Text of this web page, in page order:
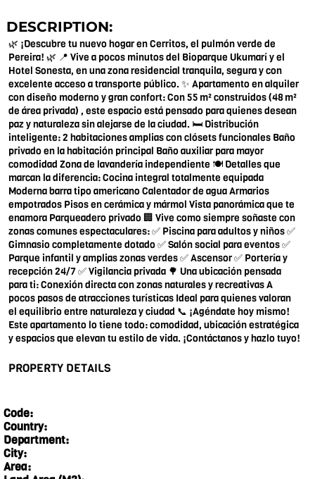
DESCRIPTION:
🌿 ¡Descubre tu nuevo hogar en Cerritos, el pulmón verde de
Pereira! 🌿 📍 Vive a pocos minutos del Bioparque Ukumarí y el
Hotel Sonesta, en una zona residencial tranquila, segura y con
excelente acceso a transporte público. ✨ Apartamento en alquiler
con diseño moderno y gran confort: Con 55 m² construidos (48 m²
de área privada) , este espacio está pensado para quienes desean
paz y naturaleza sin alejarse de la ciudad. 🛏 Distribución
inteligente: 2 habitaciones amplias con clósets funcionales Baño
privado en la habitación principal Baño auxiliar para mayor
comodidad Zona de lavandería independiente 🍽 Detalles que
marcan la diferencia: Cocina integral totalmente equipada
Moderna barra tipo americano Calentador de agua Armarios
empotrados Pisos en cerámica y mármol Vista panorámica que te
enamora Parqueadero privado 🏢 Vive como siempre soñaste con
zonas comunes espectaculares: ✅ Piscina para adultos y niños ✅
Gimnasio completamente dotado ✅ Salón social para eventos ✅
Parque infantil y amplias zonas verdes ✅ Ascensor ✅ Portería y
recepción 24/7 ✅ Vigilancia privada 🌳 Una ubicación pensada
para ti: Conexión directa con zonas naturales y recreativas A
pocos pasos de atracciones turísticas Ideal para quienes valoran
el equilibrio entre naturaleza y ciudad 📞 ¡Agéndate hoy mismo!
Este apartamento lo tiene todo: comodidad, ubicación estratégica
y espacios que elevan tu estilo de vida. ¡Contáctanos y hazlo tuyo!
PROPERTY DETAILS
Code:
Country:
Department:
City:
Area: